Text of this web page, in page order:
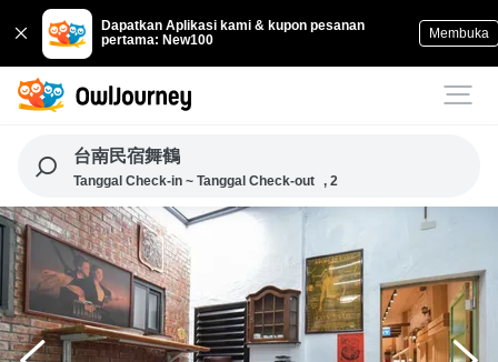
Dapatkan Aplikasi kami & kupon pesanan
pertama: New100
Membuka
台南民宿舞鶴
Tanggal Check-in ~ Tanggal Check-out , 2